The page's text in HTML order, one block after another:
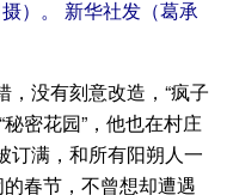
）。 新华社发（葛承
没有刻意改造，“疯子
密花园”，他也在村庄
订满，和所有阳朔人一
春节，不曾想却遭遇